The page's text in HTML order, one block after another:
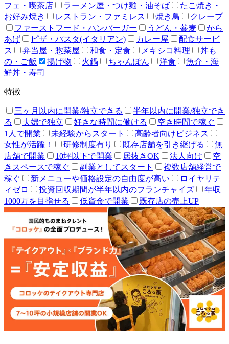
フェ・喫茶店
ラーメン屋・つけ麺・油そば
たこ焼き・
お好み焼き
レストラン・ファミレス 焼き鳥
クレープ
ファーストフード・ハンバーガー
うどん・蕎麦
から
あげ
ピザ・パスタ(イタリアン) カレー屋
配食サービ
ス
弁当屋・惣菜屋 和食・定食 メキシコ料理
丼も
の・ご飯
揚げ物 火鍋 ちゃんぽん 洋食
魚介・海
鮮丼・寿司
特徴
三ヶ月以内に開業/独立できる
半年以内に開業/独立でき
る
夫婦で独立 好きな時間に働ける
空き時間で稼ぐ
1人で開業
未経験からスタート
高齢者向けビジネス
女性が活躍！
研修制度有り 既存店舗を引き継げる
無
店舗で開業
10坪以下で開業 居抜きOK 法人向け
空
きスペースで稼ぐ
副業としてスタート
複数店舗経営で
稼ぐ
新メニューや価格設定の自由度が高い
ロイヤリテ
ィゼロ
投資回収期間が半年以内のフランチャイズ
年収
1000万を目指せる
低資金で開業 既存店の売上UP